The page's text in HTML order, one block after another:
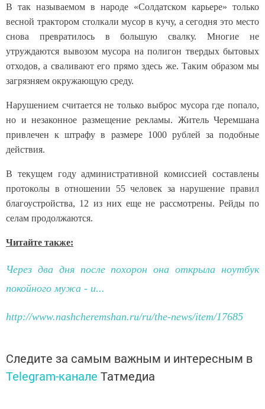
В так называемом в народе «Солдатском карьере» только
весной трактором столкали мусор в кучу, а сегодня это место
снова превратилось в большую свалку. Многие не
утруждаются вывозом мусора на полигон твердых бытовых
отходов, а сваливают его прямо здесь же. Таким образом мы
загрязняем окружающую среду.
Нарушением считается не только выброс мусора где попало,
но и незаконное размещение рекламы. Житель Черемшана
привлечен к штрафу в размере 1000 рублей за подобные
действия.
В текущем году административной комиссией составлены
протоколы в отношении 55 человек за нарушение правил
благоустройства, 12 из них еще не рассмотрены. Рейды по
селам продолжаются.
Читайте также:
Через два дня после похорон она открыла ноутбук
покойного мужа - и...
http://www.nashcheremshan.ru/ru/the-news/item/17685
Следите за самым важным и интересным в
Telegram-канале Татмедиа